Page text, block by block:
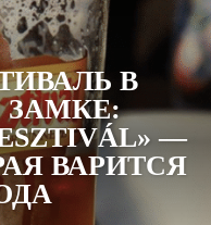
В
ЗАМКЕ:
—
ВАРИТСЯ